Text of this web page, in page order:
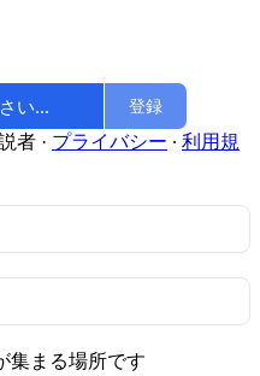
登録
者 · プライバシー ∙ 利用規
集まる場所です